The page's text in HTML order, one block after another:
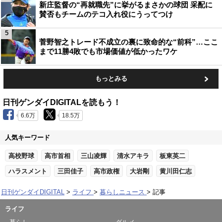
新庄監督の“再就職先”に挙がるまさかの球団 采配に
賛否もチームのテコ入れ役にうってつけ
菅野智之トレード不成立の裏に致命的な“前科”…ここ
まで11勝4敗でも市場価値が低かったワケ
5
もっとみる
日刊ゲンダイDIGITALを読もう！
6.6万 18.5万
人気キーワード
高校野球 高市首相 三山凌輝 清水アキラ 板東英二
ハラスメント 三田佳子 高市政権 大岩剛 黄川田仁志
日刊ゲンダイDIGITAL ライフ 暮らしニュース 記事
ライフ